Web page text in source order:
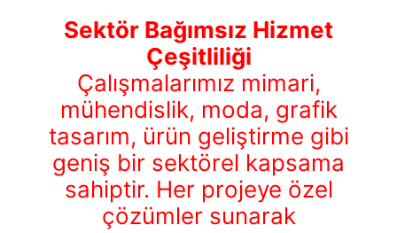
Sektör Bağımsız Hizmet
Çeşitliliği
Çalışmalarımız mimari,
mühendislik, moda, grafik
tasarım, ürün geliştirme gibi
geniş bir sektörel kapsama
sahiptir. Her projeye özel
çözümler sunarak